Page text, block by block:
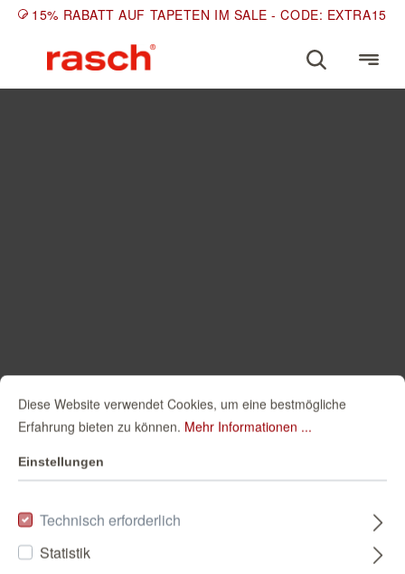
15% RABATT AUF TAPETEN IM SALE - CODE: EXTRA15
Diese Website verwendet Cookies, um eine bestmögliche
Erfahrung bieten zu können. Mehr Informationen ...
Einstellungen
Technisch erforderlich
Statistik